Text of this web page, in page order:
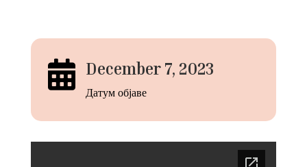
 December 7, 2023
Датум објаве